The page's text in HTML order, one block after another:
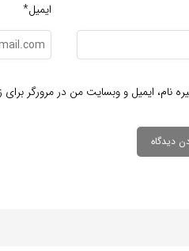
ایمیل*
نام، ایمیل و وبسایت من در مرورگر